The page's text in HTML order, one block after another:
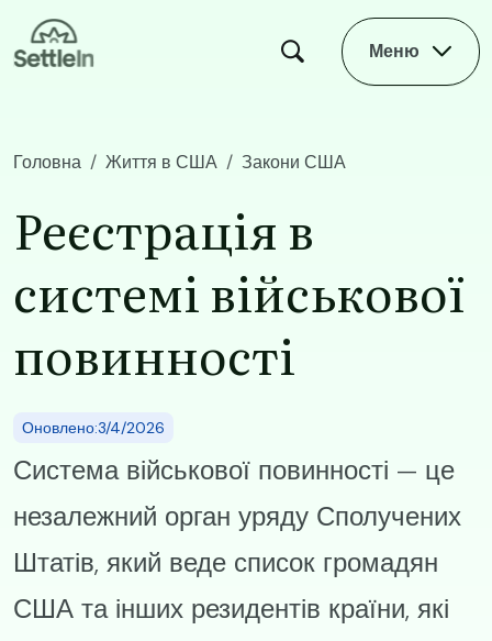
Skip to main content
Меню
Головна Життя в США
Закони США
​​Реєстрація в
системі військової
повинності ​
Оновлено:3/4/2026
Система військової повинності — це
незалежний орган уряду Сполучених
Штатів, який веде список громадян
США та інших резидентів країни, які